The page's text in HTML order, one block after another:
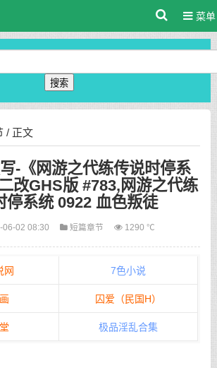
菜单
搜索
/ 正文
-《网游之代练传说时停系
改GHS版 #783,网游之代练
停系统 0922 血色叛徒
06-02 08:30 短篇章节 1290 ℃
网 7色小说
囚爱（民国H）
极品淫乱合集